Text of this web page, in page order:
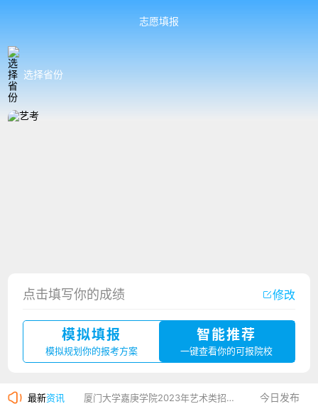
志愿填报
选择省份
点击填写你的成绩 修改
模拟填报
模拟规划你的报考方案
智能推荐
一键查看你的可报院校
最新资讯
湛江幼儿师范专科学校2023年夏季高考招生简章
厦门大学嘉庚学院2023年艺术类招生简章 今日发布